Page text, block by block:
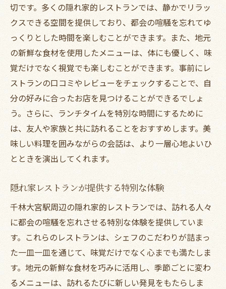
切です。多くの隠れ家的レストランでは、静かでリラッ
クスできる空間を提供しており、都会の喧騒を忘れてゆ
っくりとした時間を楽しむことができます。また、地元
の新鮮な食材を使用したメニューは、体にも優しく、味
覚だけでなく視覚でも楽しむことができます。事前にレ
ストランの口コミやレビューをチェックすることで、自
分の好みに合ったお店を見つけることができるでしょ
う。さらに、ランチタイムを特別な時間にするために
は、友人や家族と共に訪れることをおすすめします。美
味しい料理を囲みながらの会話は、より一層心地よいひ
とときを演出してくれます。
隠れ家レストランが提供する特別な体験
千林大宮駅周辺の隠れ家的レストランでは、訪れる人々
に都会の喧騒を忘れさせる特別な体験を提供していま
す。これらのレストランは、シェフのこだわりが詰まっ
た一皿一皿を通じて、味覚だけでなく心までも満たしま
す。地元の新鮮な食材を巧みに活用し、季節ごとに変わ
るメニューは、訪れるたびに新しい発見をもたらしま